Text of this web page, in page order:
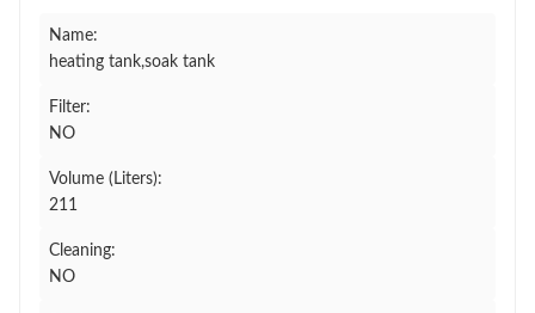
Name:
heating tank,soak tank
Filter:
NO
Volume (Liters):
211
Cleaning:
NO